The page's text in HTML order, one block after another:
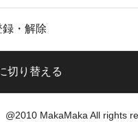
録・解除
切り替える
@2010 MakaMaka All rights